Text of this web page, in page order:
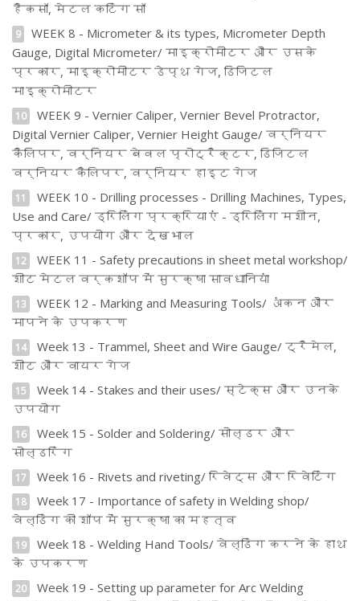
हैकसॉ, मेटल कटिंग सॉ
9
WEEK 8 - Micrometer & its types, Micrometer Depth
Gauge, Digital Micrometer/ माइक्रोमीटर और उसके
प्रकार, माइक्रोमीटर डेप्थ गेज, डिजिटल
माइक्रोमीटर
10
WEEK 9 - Vernier Caliper, Vernier Bevel Protractor,
Digital Vernier Caliper, Vernier Height Gauge/ वर्नियर
कैलिपर, वर्नियर बेवल प्रोट्रैक्टर, डिजिटल
वर्नियर कैलिपर, वर्नियर हाइट गेज
11
WEEK 10 - Drilling processes - Drilling Machines, Types,
Use and Care/ ड्रिलिंग प्रक्रियाएं - ड्रिलिंग मशीन,
प्रकार, उपयोग और देखभाल
12
WEEK 11 - Safety precautions in sheet metal workshop/
शीट मेटल वर्कशॉप में सुरक्षा सावधानियां
13
WEEK 12 - Marking and Measuring Tools/ अंकन और
मापने के उपकरण
14
Week 13 - Trammel, Sheet and Wire Gauge/ ट्रैमेल,
शीट और वायर गेज
15
Week 14 - Stakes and their uses/ स्टेक्स और उनके
उपयोग
16
Week 15 - Solder and Soldering/ सोल्डर और
सोल्डरिंग
17 Week 16 - Rivets and riveting/ रिवेट्स और रिवेटिंग
18
Week 17 - Importance of safety in Welding shop/
वेल्डिंग की शॉप में सुरक्षा का महत्व
19
Week 18 - Welding Hand Tools/ वेल्डिंग करने के हाथ
के उपकरण
20
Week 19 - Setting up parameter for Arc Welding